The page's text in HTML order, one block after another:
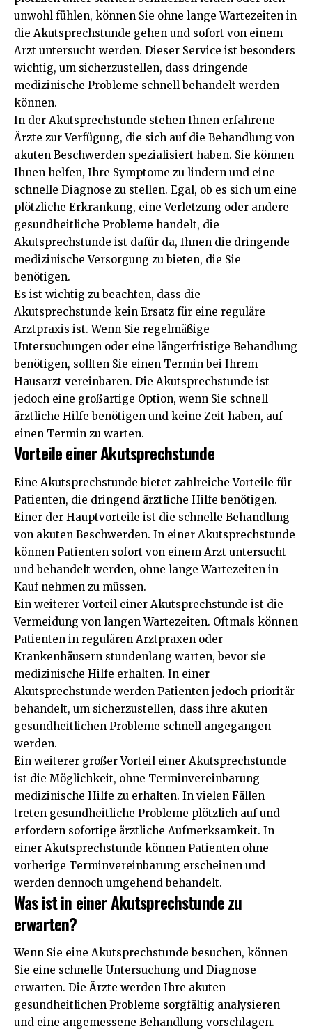
unwohl fühlen, können Sie ohne lange Wartezeiten in
die Akutsprechstunde gehen und sofort von einem
Arzt untersucht werden. Dieser Service ist besonders
wichtig, um sicherzustellen, dass dringende
medizinische Probleme schnell behandelt werden
können.
In der Akutsprechstunde stehen Ihnen erfahrene
Ärzte zur Verfügung, die sich auf die Behandlung von
akuten Beschwerden spezialisiert haben. Sie können
Ihnen helfen, Ihre Symptome zu lindern und eine
schnelle Diagnose zu stellen. Egal, ob es sich um eine
plötzliche Erkrankung, eine Verletzung oder andere
gesundheitliche Probleme handelt, die
Akutsprechstunde ist dafür da, Ihnen die dringende
medizinische Versorgung zu bieten, die Sie
benötigen.
Es ist wichtig zu beachten, dass die
Akutsprechstunde kein Ersatz für eine reguläre
Arztpraxis ist. Wenn Sie regelmäßige
Untersuchungen oder eine längerfristige Behandlung
benötigen, sollten Sie einen Termin bei Ihrem
Hausarzt vereinbaren. Die Akutsprechstunde ist
jedoch eine großartige Option, wenn Sie schnell
ärztliche Hilfe benötigen und keine Zeit haben, auf
einen Termin zu warten.
Vorteile einer Akutsprechstunde
Eine Akutsprechstunde bietet zahlreiche Vorteile für
Patienten, die dringend ärztliche Hilfe benötigen.
Einer der Hauptvorteile ist die schnelle Behandlung
von akuten Beschwerden. In einer Akutsprechstunde
können Patienten sofort von einem Arzt untersucht
und behandelt werden, ohne lange Wartezeiten in
Kauf nehmen zu müssen.
Ein weiterer Vorteil einer Akutsprechstunde ist die
Vermeidung von langen Wartezeiten. Oftmals können
Patienten in regulären Arztpraxen oder
Krankenhäusern stundenlang warten, bevor sie
medizinische Hilfe erhalten. In einer
Akutsprechstunde werden Patienten jedoch prioritär
behandelt, um sicherzustellen, dass ihre akuten
gesundheitlichen Probleme schnell angegangen
werden.
Ein weiterer großer Vorteil einer Akutsprechstunde
ist die Möglichkeit, ohne Terminvereinbarung
medizinische Hilfe zu erhalten. In vielen Fällen
treten gesundheitliche Probleme plötzlich auf und
erfordern sofortige ärztliche Aufmerksamkeit. In
einer Akutsprechstunde können Patienten ohne
vorherige Terminvereinbarung erscheinen und
werden dennoch umgehend behandelt.
Was ist in einer Akutsprechstunde zu
erwarten?
Wenn Sie eine Akutsprechstunde besuchen, können
Sie eine schnelle Untersuchung und Diagnose
erwarten. Die Ärzte werden Ihre akuten
gesundheitlichen Probleme sorgfältig analysieren
und eine angemessene Behandlung vorschlagen.